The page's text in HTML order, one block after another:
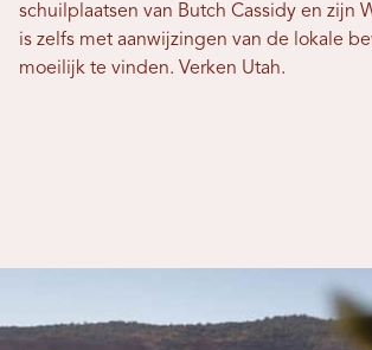
schuilplaatsen van Butch Cassidy en zijn
is zelfs met aanwijzingen van de lokale
moeilijk te vinden. Verken Utah.